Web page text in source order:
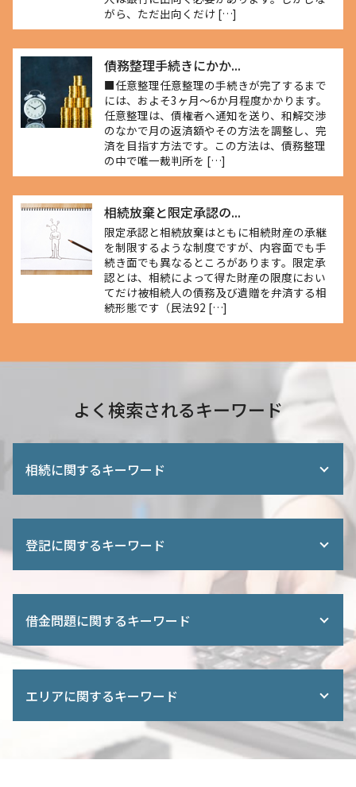
がら、ただ出向くだけ […]
債務整理手続きにかか...
■任意整理任意整理の手続きが完了するまで
には、およそ3ヶ月～6か月程度かかります。
任意整理は、債権者へ通知を送り、和解交渉
のなかで月の返済額やその方法を調整し、完
済を目指す方法です。この方法は、債務整理
の中で唯一裁判所を […]
相続放棄と限定承認の...
限定承認と相続放棄はともに相続財産の承継
を制限するような制度ですが、内容面でも手
続き面でも異なるところがあります。限定承
認とは、相続によって得た財産の限度におい
てだけ被相続人の債務及び遺贈を弁済する相
続形態です（民法92 […]
よく検索されるキーワード
相続に関するキーワード
親の借金 放棄
遺言 信託 メリット
遺産分割調停 流れ
相続放棄 法定相続人
土地 名義人 死亡
相続放棄 債権者への通知
法定 相続分 割合
公正証書遺言 遺留分
遺言書 遺留分
相続 順位
登記に関するキーワード
共有名義 片方 死亡 相続
登録免許税 軽減措置
建物 保存登記
登記 変更 期間
不動産 共有名義 死亡
司法書士 住宅 登記
借金問題に関するキーワード
任意整理 元金
債務弁済協定 調停
司法書士 債務整理
特定調停 民事再生 違い
エリアに関するキーワード
遺産分割協議 埼玉県 司法書士 相談
不動産相続 越谷市 司法書士 相談